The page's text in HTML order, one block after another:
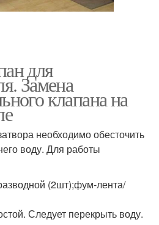
для
Замена
клапана на
необходимо обесточить
воду. Для работы
(2шт);фум-лента/
Следует перекрыть воду.